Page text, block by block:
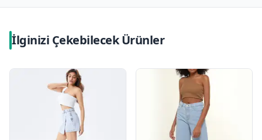
İlginizi Çekebilecek Ürünler